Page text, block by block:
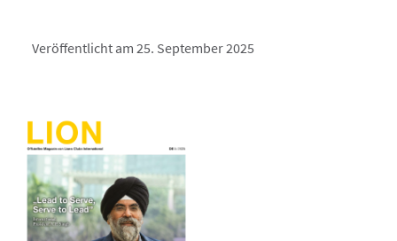
Veröffentlicht am 25. September 2025